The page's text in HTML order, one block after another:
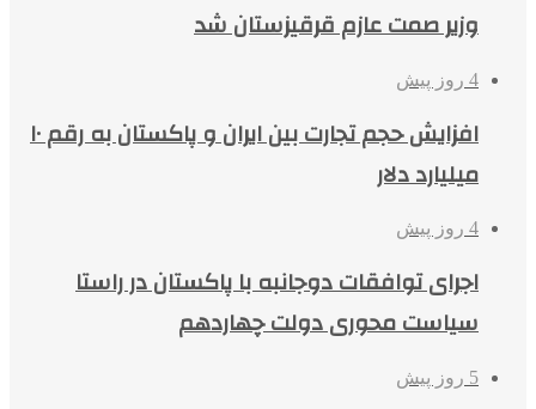
وزیر صمت عازم قرقیزستان شد
4 روز پیش
افزایش حجم تجارت بین ایران و پاکستان به رقم ۱۰
میلیارد دلار
4 روز پیش
اجرای توافقات دوجانبه با پاکستان در راستا
سیاست محوری دولت چهاردهم
5 روز پیش